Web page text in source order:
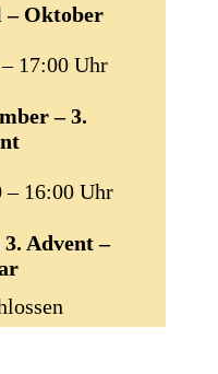
Oktober
17:00 Uhr
– 3.
– 16:00 Uhr
3. Advent –